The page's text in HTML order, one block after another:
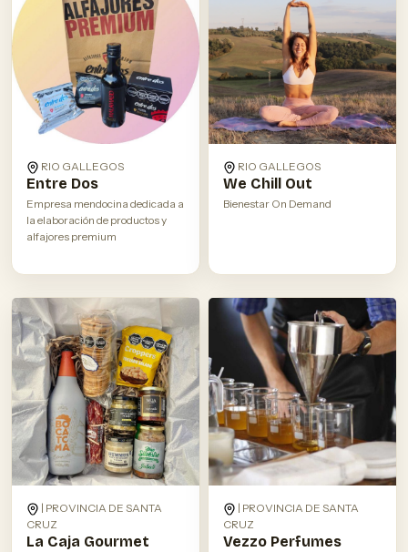
RIO GALLEGOS
Entre Dos
Empresa mendocina dedicada a
la elaboración de productos y
alfajores premium
RIO GALLEGOS
We Chill Out
Bienestar On Demand
| PROVINCIA DE SANTA
CRUZ
La Caja Gourmet
| PROVINCIA DE SANTA
CRUZ
Vezzo Perfumes